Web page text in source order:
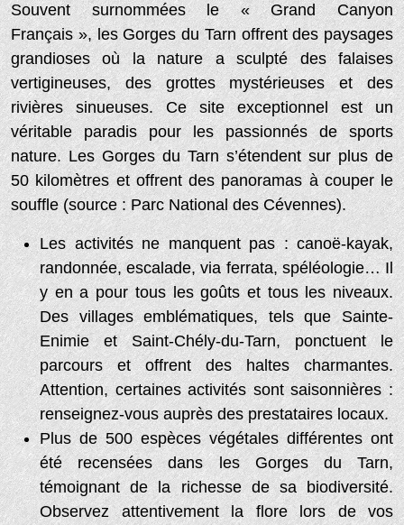
Souvent surnommées le « Grand Canyon
Français », les Gorges du Tarn offrent des paysages
grandioses où la nature a sculpté des falaises
vertigineuses, des grottes mystérieuses et des
rivières sinueuses. Ce site exceptionnel est un
véritable paradis pour les passionnés de sports
nature. Les Gorges du Tarn s’étendent sur plus de
50 kilomètres et offrent des panoramas à couper le
souffle (source : Parc National des Cévennes).
Les activités ne manquent pas : canoë-kayak,
randonnée, escalade, via ferrata, spéléologie… Il
y en a pour tous les goûts et tous les niveaux.
Des villages emblématiques, tels que Sainte-
Enimie et Saint-Chély-du-Tarn, ponctuent le
parcours et offrent des haltes charmantes.
Attention, certaines activités sont saisonnières :
renseignez-vous auprès des prestataires locaux.
Plus de 500 espèces végétales différentes ont
été recensées dans les Gorges du Tarn,
témoignant de la richesse de sa biodiversité.
Observez attentivement la flore lors de vos